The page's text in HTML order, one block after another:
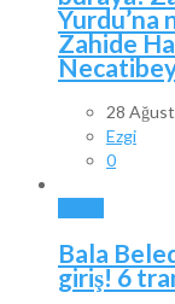
Yurdu’na
Zahide
28
Ezgi
0
Bala
giriş! 6